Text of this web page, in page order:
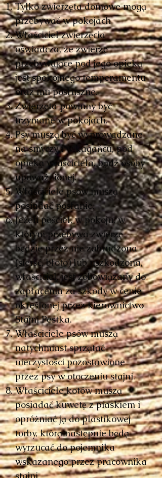
Tylko zwierzęta domowe mogą
przebywać w pokojach
Właściciel zwierzęcia
oświadcza, ze zwierzę
przebywające pod jego opieką
jest spokojnego temperamentu
oraz mu posłuszne.
Zwierzęta powinny być
trzymane w pokojach.
Psy muszą być wyprowadzane
na smyczy i w kagańcu, pod
opieką właściciela, bądź osoby
upoważnionej.
Właściciele psów muszą
posiadać posłanie.
Jeżeli pościel, w pokoju, w
którym przebywa zwierzę
będzie przez nie zabrudzona
(sierść, błoto) lub uszkodzona,
właściciel, jest zobowiązany do
zapłacenia za szkody w cenie
określonej przez kierownictwo
Stajni Pestka.
Właściciele psów muszą
natychmiast sprzątać
nieczystości pozostawione
przez psy w otoczeniu stajni.
Właściciele kotów muszą
posiadać kuwetę z piaskiem i
opróżniać ją do plastikowej
torby, którą następnie będą
wyrzucać do pojemnika
wskazanego przez pracownika